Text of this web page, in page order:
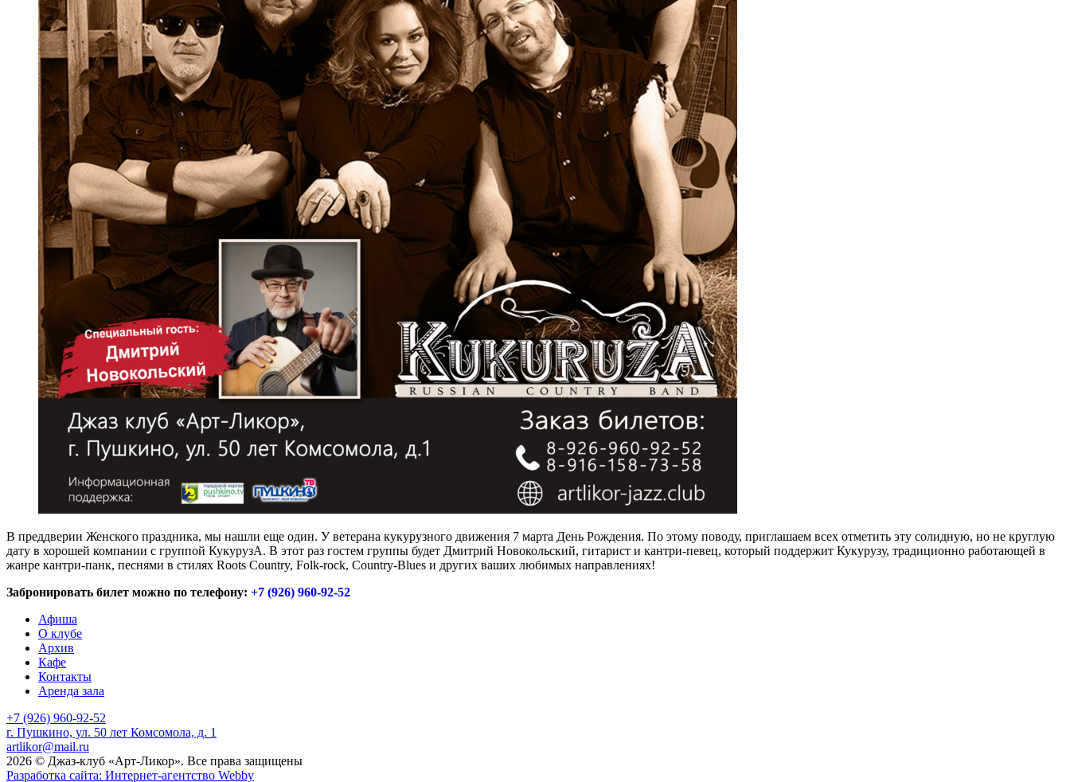
В преддверии Женского праздника, мы нашли еще один. У ветерана кукурузного движения 7 марта День Рождения. По этому поводу, приглашаем всех отметить эту солидную, но не круглую
дату в хорошей компании с группой КукурузА. В этот раз гостем группы будет Дмитрий Новокольский, гитарист и кантри-певец, который поддержит Кукурузу, традиционно работающей в
жанре кантри-панк, песнями в стилях Roots Country, Folk-rock, Country-Blues и других ваших любимых направлениях!
Забронировать билет можно по телефону: +7 (926) 960-92-52
Афиша
О клубе
Архив
Кафе
Контакты
Аренда зала
+7 (926) 960-92-52
г. Пушкино, ул. 50 лет Комсомола, д. 1
artlikor@mail.ru
2026 © Джаз-клуб «Арт-Ликор». Все права защищены
Разработка сайта: Интернет-агентство Webby